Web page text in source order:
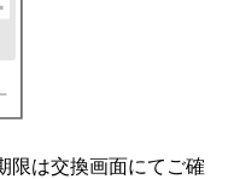
限は交換画面にてご確